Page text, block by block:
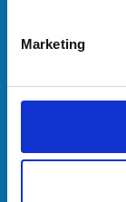
Marketing
C.F. e P.I.
Codice
Chi siamo